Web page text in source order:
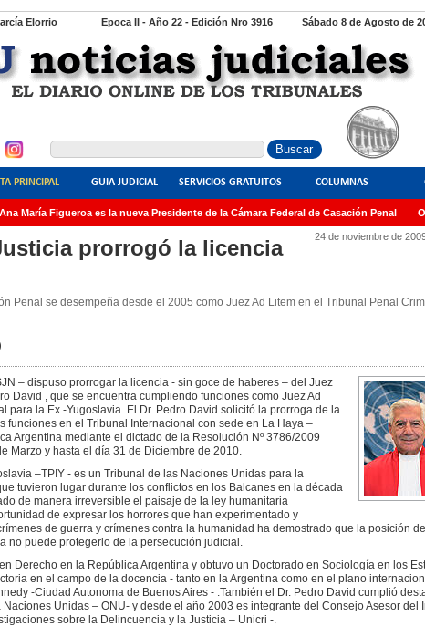
Elorrio Sábado 8 de Agosto de
Epoca II - Año 22 - Edición Nro 3916
PRINCIPAL GUIA JUDICIAL SERVICIOS GRATUITOS COLUMNAS
María Figueroa es la nueva Presidente de la Cámara Federal de Casación Penal
24 de noviembre de
prorrogó la licencia
Penal se desempeña desde el 2005 como Juez Ad Litem en el Tribunal Penal
– dispuso prorrogar la licencia - sin goce de haberes – del Juez
David , que se encuentra cumpliendo funciones como Juez Ad
para la Ex -Yugoslavia. El Dr. Pedro David solicitó la prorroga de la
funciones en el Tribunal Internacional con sede en La Haya –
Argentina mediante el dictado de la Resolución Nº 3786/2009
Marzo y hasta el día 31 de Diciembre de 2010.
–TPIY - es un Tribunal de las Naciones Unidas para la
tuvieron lugar durante los conflictos en los Balcanes en la década
de manera irreversible el paisaje de la ley humanitaria
de expresar los horrores que han experimentado y
de guerra y crímenes contra la humanidad ha demostrado que la posición
no puede protegerlo de la persecución judicial.
Derecho en la República Argentina y obtuvo un Doctorado en Sociología en los
en el campo de la docencia - tanto en la Argentina como en el plano
-Ciudad Autonoma de Buenos Aires - .También el Dr. Pedro David cumplió
Unidas – ONU- y desde el año 2003 es integrante del Consejo Asesor del
sobre la Delincuencia y la Justicia – Unicri -.